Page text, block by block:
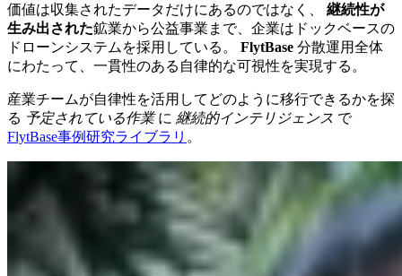
価値は収集されたデータだけにあるのではなく、 継続性が
生み出された鉱業から公益事業まで、企業はドックベースの
ドローンシステムを採用している。 FlytBase 分散運用全体
にわたって、一貫性のある自律的な可視性を実現する。
産業チームが自律性を活用してどのように移行できるかを探
る 予定されている作業に 継続的インテリジェンス で
FlytBase事例研究ライブラリ 。